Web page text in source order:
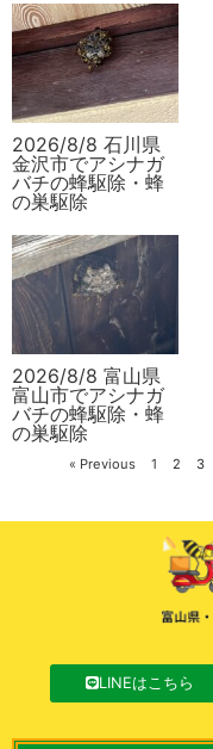
2026/8/8 石川県
金沢市でアシナガ
バチの蜂駆除・蜂
の巣駆除
2026/8/8 富山県
富山市でアシナガ
バチの蜂駆除・蜂
の巣駆除
« Previous 1 2 3
LINEはこちら